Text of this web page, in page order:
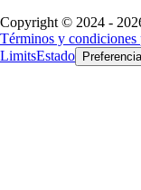
Copyright © 2024 -
Términos y condiciones
LimitsEstado